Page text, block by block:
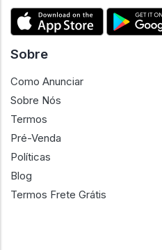
Sobre
Como Anunciar
Sobre Nós
Termos
Pré-Venda
Políticas
Blog
Termos Frete Grátis